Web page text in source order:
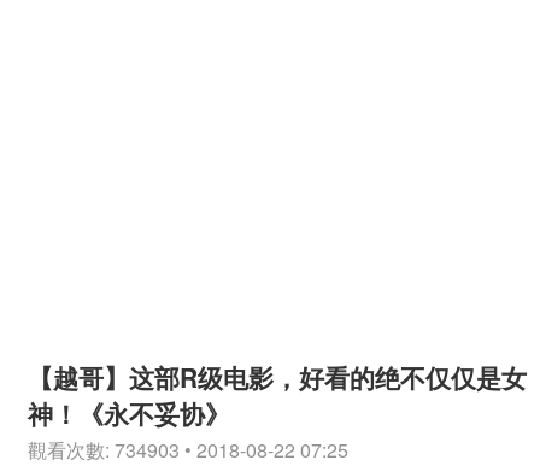
【越哥】这部R级电影，好看的绝不仅仅是女
神！《永不妥协》
觀看次數: 734903 • 2018-08-22 07:25